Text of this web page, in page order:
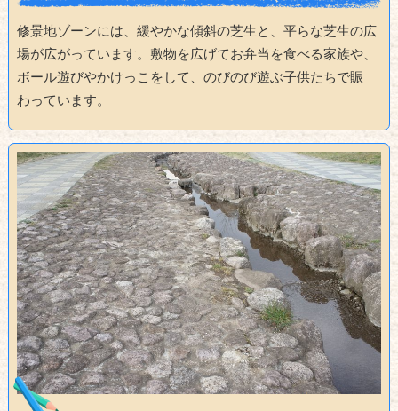
修景地ゾーンには、緩やかな傾斜の芝生と、平らな芝生の広
場が広がっています。敷物を広げてお弁当を食べる家族や、
ボール遊びやかけっこをして、のびのび遊ぶ子供たちで賑
わっています。